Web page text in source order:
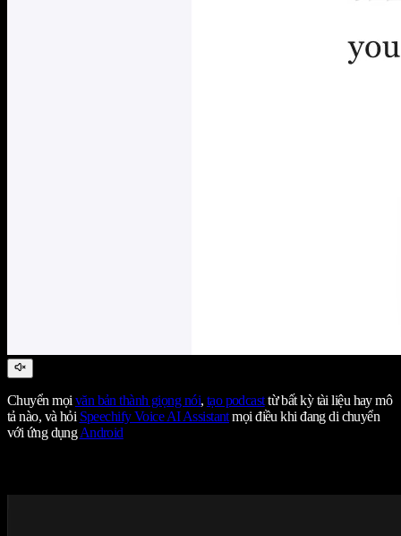
Chuyển mọivăn bản thành giọng nói, tạo podcasttừ bất kỳ tài liệu hay mô
tả nào, và hỏi Speechify Voice AI Assistantmọi điều khi đang di chuyển
với ứng dụngAndroid